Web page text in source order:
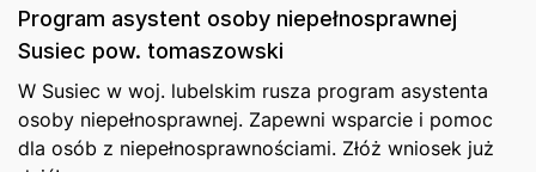
Program asystent osoby niepełnosprawnej
Susiec pow. tomaszowski
W Susiec w woj. lubelskim rusza program asystenta
osoby niepełnosprawnej. Zapewni wsparcie i pomoc
dla osób z niepełnosprawnościami. Złóż wniosek już